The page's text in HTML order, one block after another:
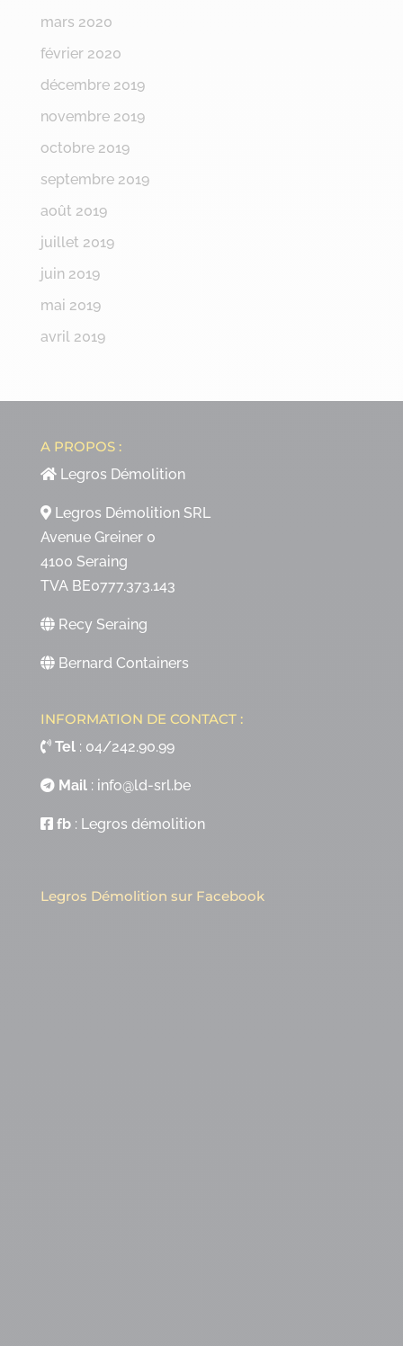
mars 2020
février 2020
décembre 2019
novembre 2019
octobre 2019
septembre 2019
août 2019
juillet 2019
juin 2019
mai 2019
avril 2019
A PROPOS :
Legros Démolition
Legros Démolition SRL
Avenue Greiner 0
4100 Seraing
TVA BE0777.373.143
Recy Seraing
Bernard Containers
INFORMATION DE CONTACT :
Tel: 04/242.90.99
Mail: info@ld-srl.be
fb: Legros démolition
Legros Démolition sur Facebook